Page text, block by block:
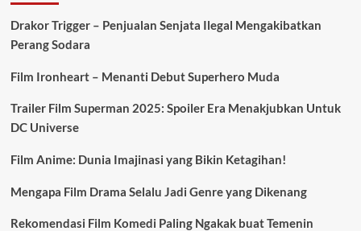
Drakor Trigger – Penjualan Senjata Ilegal Mengakibatkan
Perang Sodara
Film Ironheart – Menanti Debut Superhero Muda
Trailer Film Superman 2025: Spoiler Era Menakjubkan Untuk
DC Universe
Film Anime: Dunia Imajinasi yang Bikin Ketagihan!
Mengapa Film Drama Selalu Jadi Genre yang Dikenang
Rekomendasi Film Komedi Paling Ngakak buat Temenin